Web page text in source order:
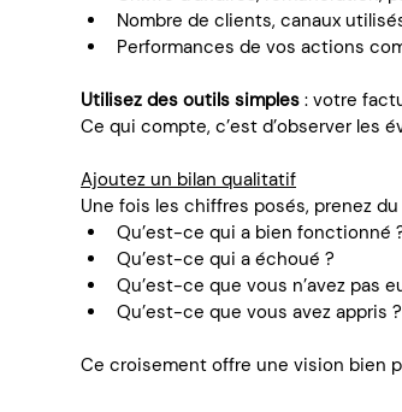
Nombre de clients, canaux
Performances de vos actions
Utilisez des outils simples : votre
Ce qui compte, c’est d’observer les
Ajoutez un bilan qualitatif
Une fois les chiffres posés, prenez
Qu’est-ce qui a bien fonctionné
Qu’est-ce qui a échoué ?
Qu’est-ce que vous n’avez pas
Qu’est-ce que vous avez appris ?
Ce croisement offre une vision bien